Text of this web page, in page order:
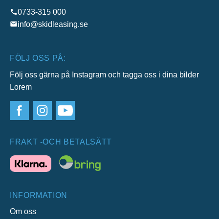
0733-315 000
info@skidleasing.se
FÖLJ OSS PÅ:
Följ oss gärna på Instagram och tagga oss i dina bilder
Lorem
FRAKT -OCH BETALSÄTT
INFORMATION
Om oss